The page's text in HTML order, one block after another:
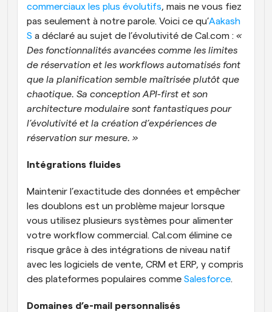
commerciaux les plus évolutifs, mais ne vous fiez
pas seulement à notre parole. Voici ce qu’Aakash
S a déclaré au sujet de l’évolutivité de Cal.com : «
Des fonctionnalités avancées comme les limites
de réservation et les workflows automatisés font
que la planification semble maîtrisée plutôt que
chaotique. Sa conception API-first et son
architecture modulaire sont fantastiques pour
l’évolutivité et la création d’expériences de
réservation sur mesure. »
Intégrations fluides
Maintenir l’exactitude des données et empêcher
les doublons est un problème majeur lorsque
vous utilisez plusieurs systèmes pour alimenter
votre workflow commercial. Cal.com élimine ce
risque grâce à des intégrations de niveau natif
avec les logiciels de vente, CRM et ERP, y compris
des plateformes populaires comme Salesforce.
Domaines d’e-mail personnalisés